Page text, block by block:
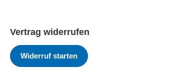
Vertrag widerrufen
Widerruf starten